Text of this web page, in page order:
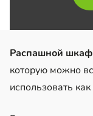
Распашной
которую можно
использовать